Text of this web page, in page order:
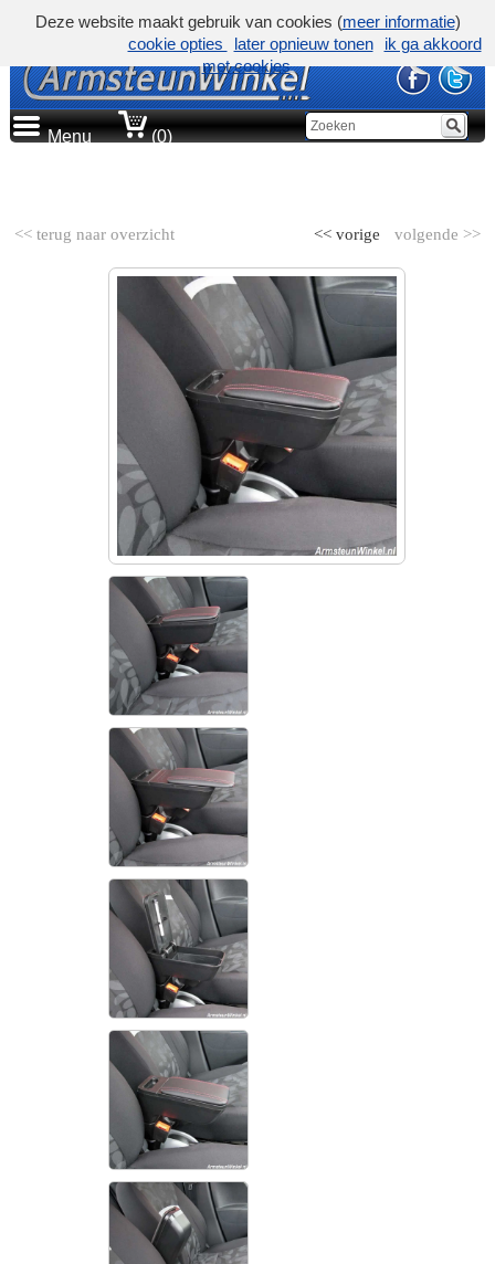
Menu (0)
<< terug naar overzicht volgende >>
<< vorige
Deze website maakt gebruik van cookies (meer informatie)
cookie opties
later opnieuw tonen
ik ga akkoord
met cookies